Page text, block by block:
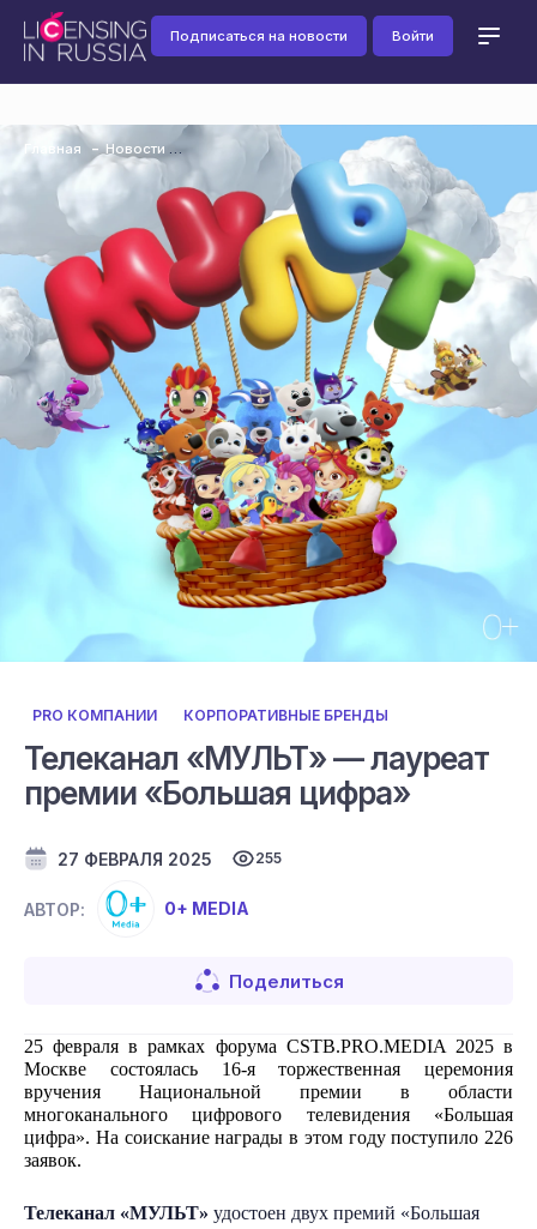
Подписаться на новости Войти
Главная Новости
PRO КОМПАНИИ КОРПОРАТИВНЫЕ БРЕНДЫ
Телеканал «МУЛЬТ» — лауреат
премии «Большая цифра»
27 ФЕВРАЛЯ 2025 255
АВТОР: 0+ MEDIA
Поделиться
25 февраля в рамках форума CSTB.PRO.MEDIA 2025 в
Москве состоялась 16-я торжественная церемония
вручения Национальной премии в области
многоканального цифрового телевидения «Большая
цифра». На соискание награды в этом году поступило 226
заявок.
Телеканал «МУЛЬТ» удостоен двух премий «Большая